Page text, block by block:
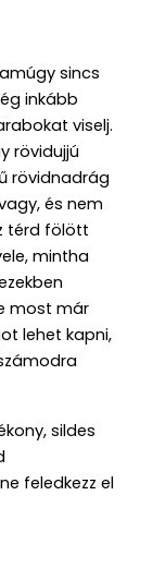
sincs
inkább
viselj.
rövidujjú
rövidnadrág
és nem
térd fölött
mintha
most már
lehet kapni,
sildes
feledkezz el